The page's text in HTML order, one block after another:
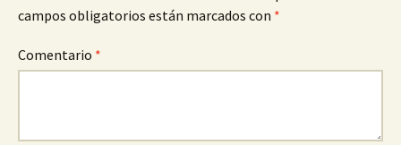
campos obligatorios están marcados con *
Comentario *